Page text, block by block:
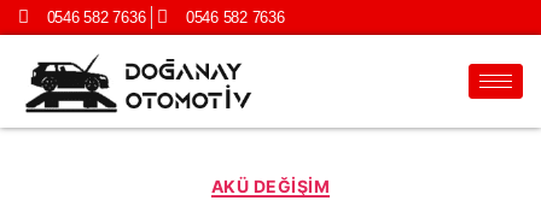
0546 582 7636 0546 582 7636
AKÜ DEĞIŞIM